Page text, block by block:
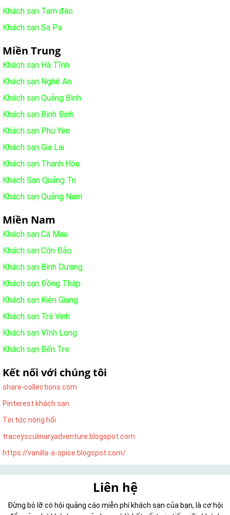
Khách sạn Tam đào
Khách sạn Sa Pa
Miền Trung
Khách sạn Hà Tĩnh
Khách sạn Nghệ An
Khách sạn Quảng Bình
Khách sạn Bình Định
Khách sạn Phú Yên
Khách sạn Gia Lai
Khách sạn Thanh Hóa
Khách Sạn Quảng Trị
Khách sạn Quảng Nam
Miền Nam
Khách sạn Cà Mau
Khách sạn Côn Đảo
Khách sạn Bình Dương
Khách sạn Đồng Tháp
Khách sạn Kiên Giang
Khách sạn Trà Vinh
Khách sạn Vĩnh Long
Khách sạn Bến Tre
Kết nối với chúng tôi
share-collections.com
Pinterest khách sạn
Tin tức nóng hổi
traceysculinaryadventure.blogspot.com
https://vanilla-a-spice.blogspot.com/
Liên hệ
Đừng bỏ lỡ có hội quảng cáo miễn phí khách sạn của bạn, là cơ hội